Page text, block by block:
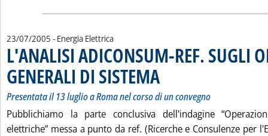
23/07/2005 - Energia Elettrica
L'ANALISI ADICONSUM-REF. SUGLI
GENERALI DI SISTEMA
Presentata il 13 luglio a Roma nel corso di un convegno
Pubblichiamo la parte conclusiva dell'indagine
elettriche” messa a punto da ref. (Ricerche e Consulenze per